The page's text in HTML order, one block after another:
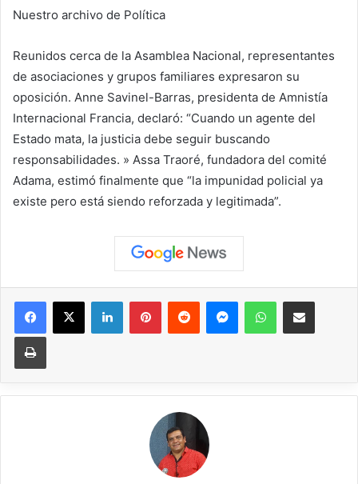
Nuestro archivo de Política
Reunidos cerca de la Asamblea Nacional, representantes
de asociaciones y grupos familiares expresaron su
oposición. Anne Savinel-Barras, presidenta de Amnistía
Internacional Francia, declaró: “Cuando un agente del
Estado mata, la justicia debe seguir buscando
responsabilidades. » Assa Traoré, fundadora del comité
Adama, estimó finalmente que “la impunidad policial ya
existe pero está siendo reforzada y legitimada”.
Facebook
X LinkedInPinterestReddit MessengerWhatsAppCompartir vía correo
Imprimir